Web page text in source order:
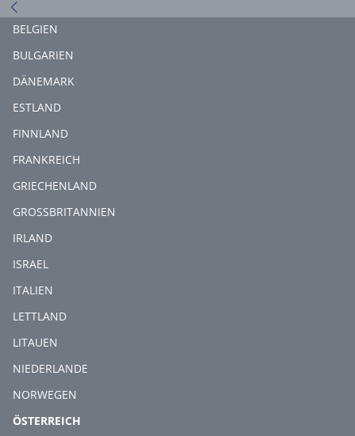
BELGIEN
BULGARIEN
DÄNEMARK
ESTLAND
FINNLAND
FRANKREICH
GRIECHENLAND
GROSSBRITANNIEN
IRLAND
ISRAEL
ITALIEN
LETTLAND
LITAUEN
NIEDERLANDE
NORWEGEN
ÖSTERREICH